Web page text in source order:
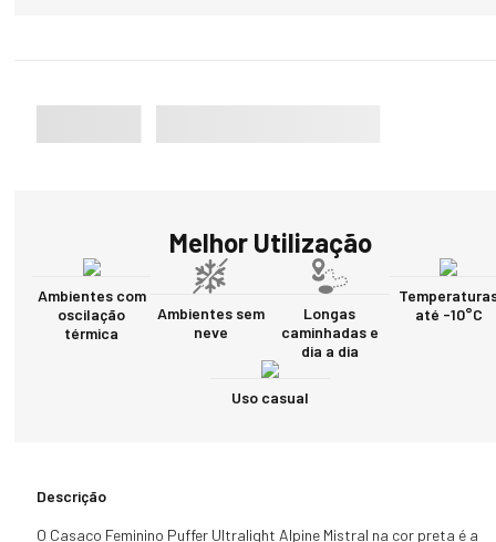
Melhor Utilização
Ambientes com
oscilação
térmica
Ambientes sem
neve
Longas
caminhadas e
dia a dia
até -10°C
Uso casual
Descrição
O Casaco Feminino Puffer Ultralight Alpine Mistral na cor preta é a